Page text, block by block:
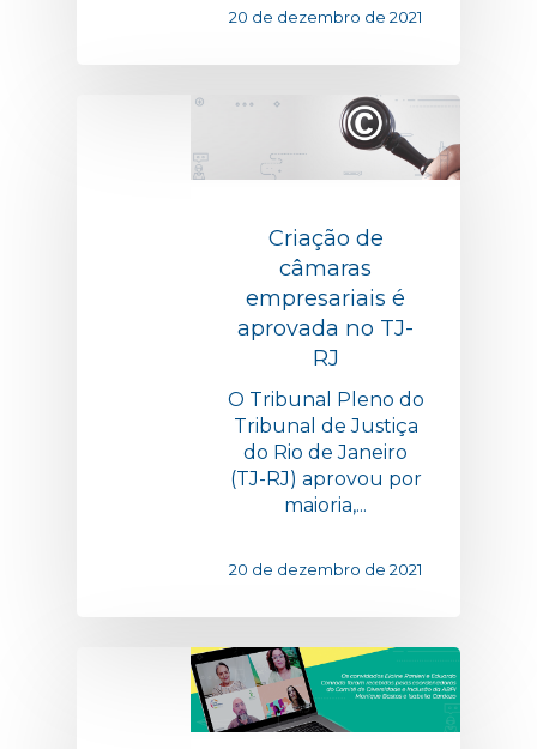
20 de dezembro de 2021
Criação de
câmaras
empresariais é
aprovada no TJ-
RJ
O Tribunal Pleno do
Tribunal de Justiça
do Rio de Janeiro
(TJ-RJ) aprovou por
maioria,...
20 de dezembro de 2021